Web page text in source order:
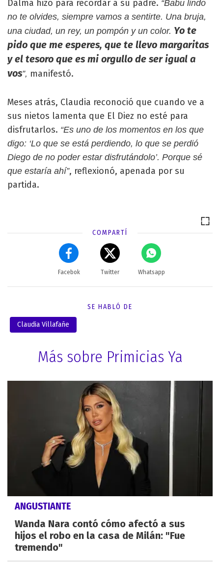
Dalma hizo para recordar a su padre. “Babu lindo
no te olvides, siempre vamos a sentirte. Una bruja,
una ciudad, un rey, un pompón y un color. Yo te
pido que me esperes, que te llevo margaritas
y el tesoro que es mi orgullo de ser igual a
vos”, manifestó.
Meses atrás, Claudia reconoció que cuando ve a
sus nietos lamenta que El Diez no esté para
disfrutarlos. “Es uno de los momentos en los que
digo: ‘Lo que se está perdiendo, lo que se perdió
Diego de no poder estar disfrutándolo’. Porque sé
que estaría ahí”, reflexionó, apenada por su
partida.
COMPARTÍ
Facebok Twitter Whatsapp
SE HABLÓ DE
Claudia Villafañe
Más sobre Primicias Ya
ANGUSTIANTE
Wanda Nara contó cómo afectó a sus
hijos el robo en la casa de Milán: "Fue
tremendo"